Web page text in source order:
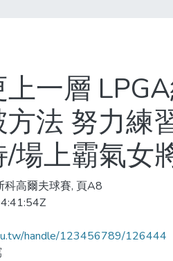
一層
法 努力練
場上霸氣女
科高爾夫球賽, 頁A8
handle/123456789/126444